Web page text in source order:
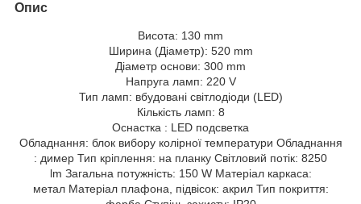
Опис
Висота: 130 mm
Ширина (Діаметр): 520 mm
Діаметр основи: 300 mm
Напруга ламп: 220 V
Тип ламп: вбудовані світлодіоди (LED)
Кількість ламп: 8
Оснастка : LED подсветка
Обладнання: блок вибору колірної температури Обладнання
: димер Тип кріплення: на планку Світловий потік: 8250
lm Загальна потужність: 150 W Матеріал каркаса:
метал Матеріал плафона, підвісок: акрил Тип покриття: